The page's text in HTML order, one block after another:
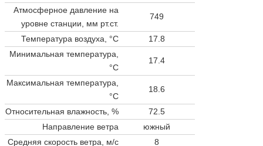
Атмосферное давление на
уровне станции, мм рт.ст.
749
Температура воздуха, °C
17.8
Минимальная температура,
°C
17.4
Максимальная температура,
°C
18.6
Относительная влажность, %
72.5
Направление ветра
южный
Средняя скорость ветра, м/с
8